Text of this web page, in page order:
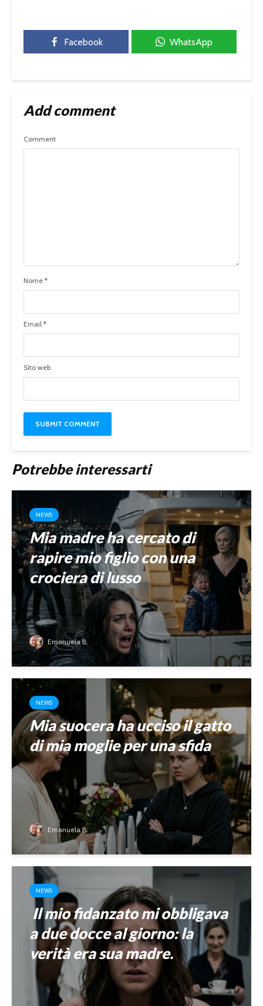
Facebook WhatsApp
Add comment
Comment
Nome *
Email *
Sito web
Potrebbe interessarti
NEWS
Mia madre ha cercato di
rapire mio figlio con una
crociera di lusso
Emanuela B.
NEWS
Mia suocera ha ucciso il gatto
di mia moglie per una sfida
Emanuela B.
NEWS
Il mio fidanzato mi obbligava
a due docce al giorno: la
verità era sua madre.